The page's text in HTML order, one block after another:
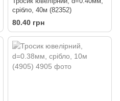
срібло, 40м (82352)
80.40 грн